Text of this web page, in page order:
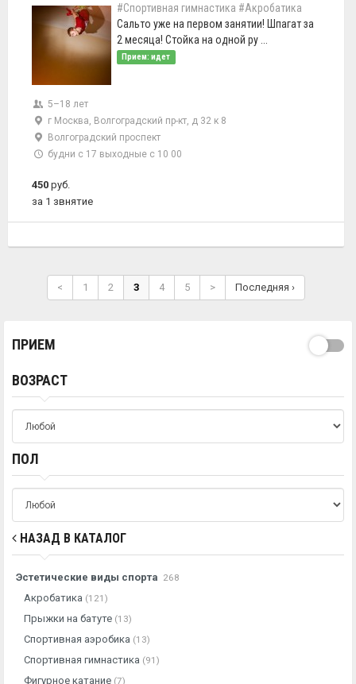
#Спортивная гимнастика #Акробатика
Сальто уже на первом занятии! Шпагат за
2 месяца! Стойка на одной ру ...
Прием: идет
5–18 лет
г Москва, Волгоградский пр-кт, д 32 к 8
Волгоградский проспект
будни с 17 выходные с 10 00
450 руб.
за 1 звнятие
< 1 2 3 4 5 > Последняя ›
ПРИЕМ
ВОЗРАСТ
ПОЛ
НАЗАД В КАТАЛОГ
Эстетические виды спорта 268
Акробатика (121)
Прыжки на батуте (13)
Спортивная аэробика (13)
Спортивная гимнастика (91)
Фигурное катание (7)